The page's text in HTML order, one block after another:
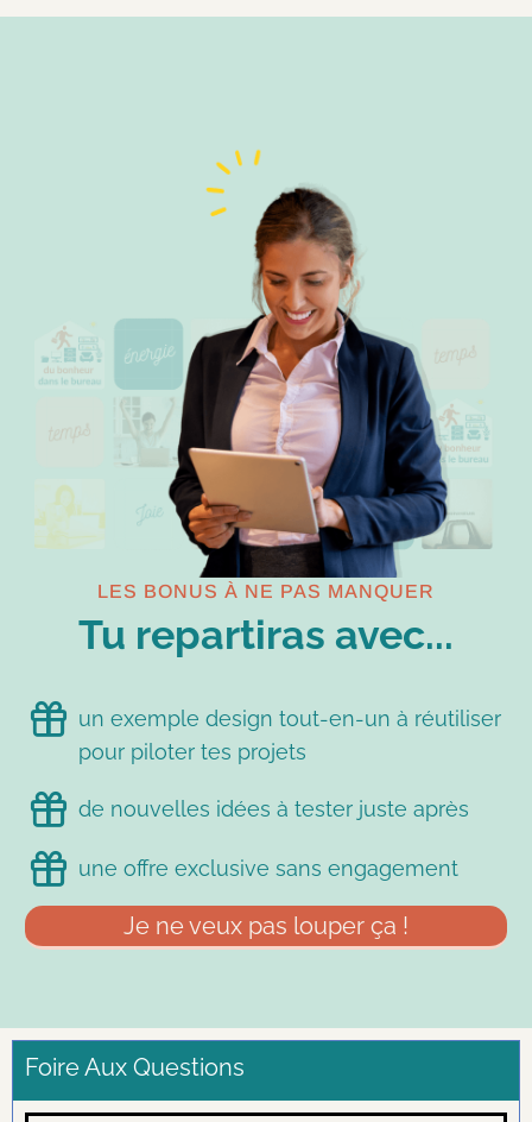
LES BONUS À NE PAS MANQUER
Tu repartiras avec...
un exemple design tout-en-un à réutiliser
pour piloter tes projets
de nouvelles idées à tester juste après
une offre exclusive sans engagement
Je ne veux pas louper ça !
Foire Aux Questions